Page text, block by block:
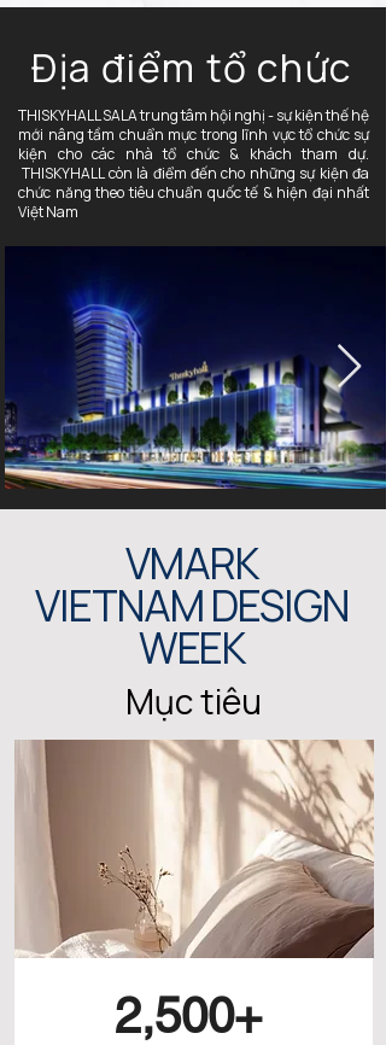
Địa điểm tổ chức
THISKYHALL SALA trung tâm hội nghị - sự kiện thế hệ
mới nâng tầm chuẩn mực trong lĩnh vực tổ chức sự
kiện cho các nhà tổ chức & khách tham dự.
THISKYHALL còn là điểm đến cho những sự kiện đa
chức năng theo tiêu chuẩn quốc tế & hiện đại nhất
Việt Nam
VMARK
VIETNAM DESIGN
WEEK
Mục tiêu
2,500+